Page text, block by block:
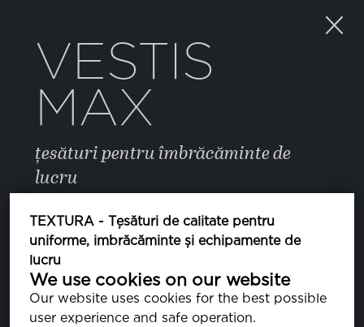
TEXTURA - Țesături de calitate pentru
uniforme, imbrăcăminte și echipamente de
lucru
We use cookies on our website
Our website uses cookies for the best possible
user experience and safe operation.
VESTIS
MAX
țesături pentru îmbrăcăminte de
lucru
CULOARE
BRIGHT WHITE
PA110601